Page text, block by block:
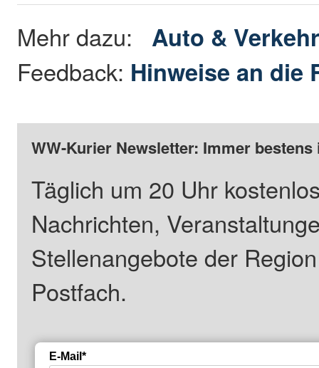
Mehr dazu: Auto &
Feedback: Hinweise an die
WW-Kurier Newsletter: Immer
Täglich um 20 Uhr
Nachrichten,
Stellenangebote der
Postfach.
E-Mail*